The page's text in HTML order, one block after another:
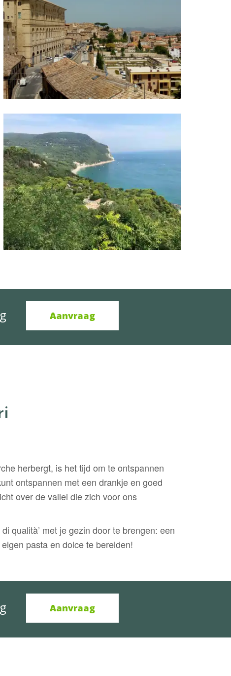
Aanvraag
herbergt, is het tijd om te ontspannen
ontspannen met een drankje en goed
over de vallei die zich voor ons
qualità’ met je gezin door te brengen: een
pasta en dolce te bereiden!
Aanvraag